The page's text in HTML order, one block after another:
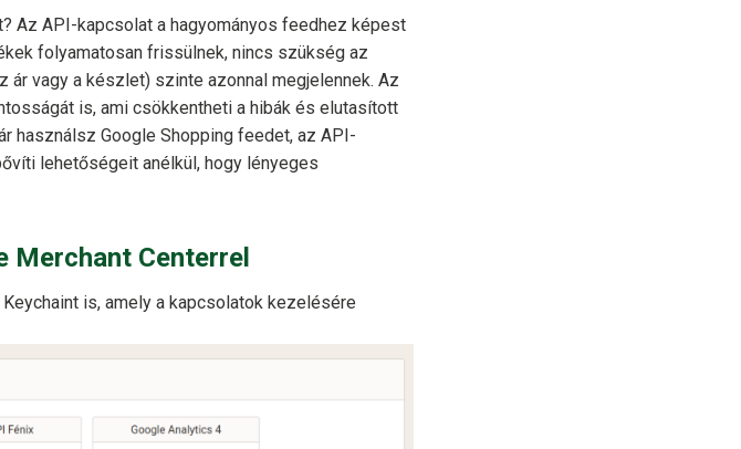
Az API-kapcsolat a hagyományos feedhez képest
folyamatosan frissülnek, nincs szükség az
ár vagy a készlet) szinte azonnal megjelennek. Az
is, ami csökkentheti a hibák és elutasított
használsz Google Shopping feedet, az API-
lehetőségeit anélkül, hogy lényeges
Merchant Centerrel
is, amely a kapcsolatok kezelésére